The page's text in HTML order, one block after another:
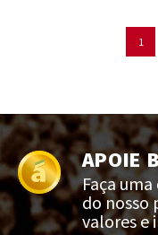
1
APOIE
Faça
do nosso
valores e